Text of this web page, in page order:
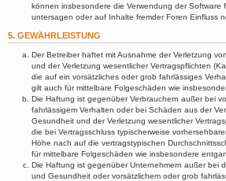
können insbesondere die Verwendung der Software
untersagen oder auf Inhalte fremder Foren Einfluss
5. GEWÄHRLEISTUNG
Der Betreiber haftet mit Ausnahme der Verletzung
und der Verletzung wesentlicher Vertragspflichten
die auf ein vorsätzliches oder grob fahrlässiges
gilt auch für mittelbare Folgeschäden wie
Die Haftung ist gegenüber Verbrauchern außer bei
fahrlässigem Verhalten oder bei Schäden aus der
Gesundheit und der Verletzung wesentlicher
die bei Vertragsschluss typischerweise
Höhe nach auf die vertragstypischen
für mittelbare Folgeschäden wie insbesondere
Die Haftung ist gegenüber Unternehmern außer bei
und Gesundheit oder vorsätzlichem oder grob